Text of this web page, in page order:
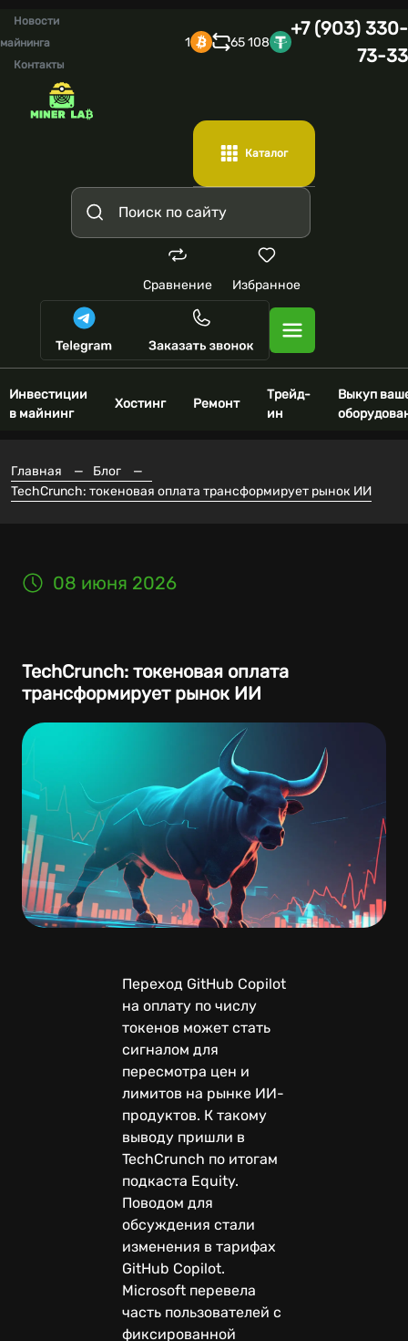
Новости
майнинга
Контакты
1 65 108
+7 (903) 330-
73-33
Каталог
Сравнение Избранное
Инвестиции
в майнинг
Хостинг Ремонт
Трейд-
ин
Выкуп
Главная — Блог
—
TechCrunch: токеновая оплата трансформирует рынок ИИ
08 июня 2026
TechCrunch: токеновая оплата
трансформирует рынок ИИ
Переход GitHub Copilot
на оплату по числу
токенов может стать
сигналом для
пересмотра цен и
лимитов на рынке ИИ-
продуктов. К такому
выводу пришли в
TechCrunch по итогам
подкаста Equity.
Поводом для
обсуждения стали
изменения в тарифах
GitHub Copilot.
Microsoft перевела
часть пользователей с
фиксированной